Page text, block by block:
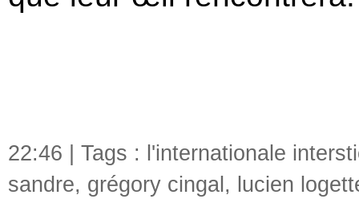
22:46 | Tags : l'internationale
sandre, grégory cingal , lucien